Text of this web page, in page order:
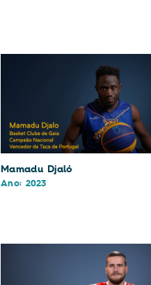
Mamadu Djaló
Ano: 2023